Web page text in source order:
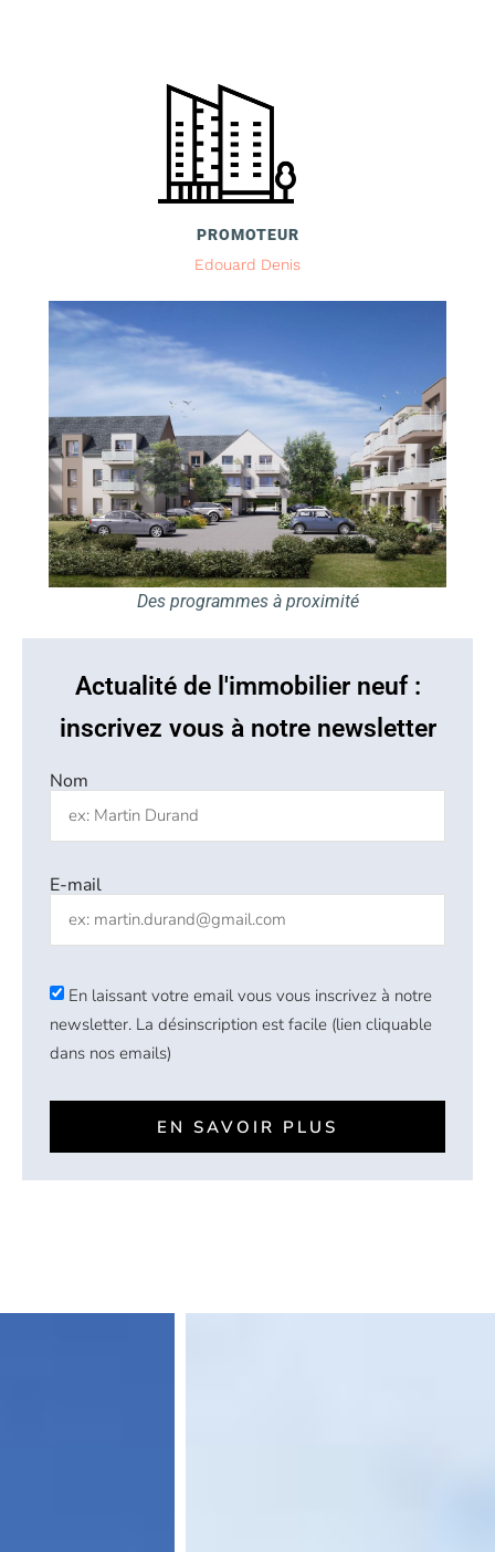
PROMOTEUR
Edouard Denis
Des programmes à proximité
Actualité de l'immobilier neuf :
inscrivez vous à notre newsletter
Nom
E-mail
En laissant votre email vous vous inscrivez à notre
newsletter. La désinscription est facile (lien cliquable
dans nos emails)
EN SAVOIR PLUS